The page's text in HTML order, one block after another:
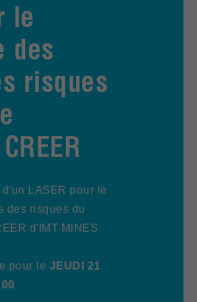
le
des
risques
LASER pour le
des risques du
d'IMT MINES
pour le JEUDI 21